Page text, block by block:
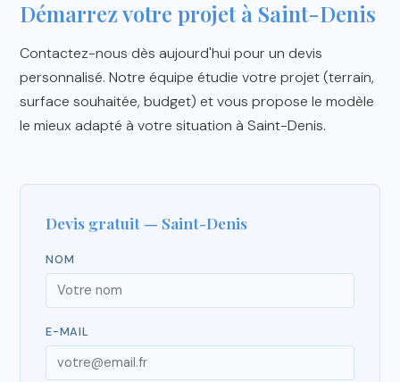
Démarrez votre projet à Saint-Denis
Contactez-nous dès aujourd'hui pour un devis
personnalisé. Notre équipe étudie votre projet (terrain,
surface souhaitée, budget) et vous propose le modèle
le mieux adapté à votre situation à Saint-Denis.
Devis gratuit — Saint-Denis
NOM
E-MAIL